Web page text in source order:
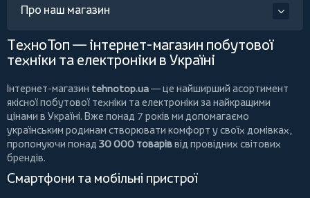
Про наш магазин
ТехноТоп — інтернет-магазин побутової
техніки та електроніки в Україні
Інтернет-магазин tehnotop.ua— це найширший асортимент
якісної побутової техніки та електроніки за найкращими
цінами в Україні. Вже понад 7 років ми допомагаємо
українським родинам створювати комфорт у своїх домівках,
пропонуючи понад 30 000 товаріввід провідних світових
брендів.
Смартфони та мобільні пристрої